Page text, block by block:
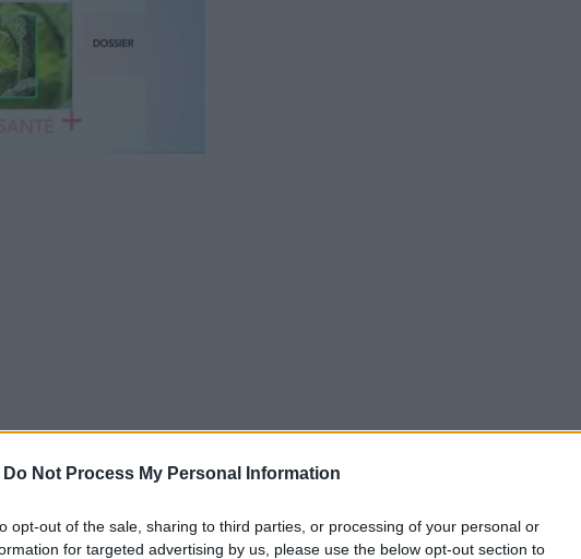
Do Not Process My Personal Information
opt-out of the sale, sharing to third parties, or processing of your personal or
for targeted advertising by us, please use the below opt-out section to